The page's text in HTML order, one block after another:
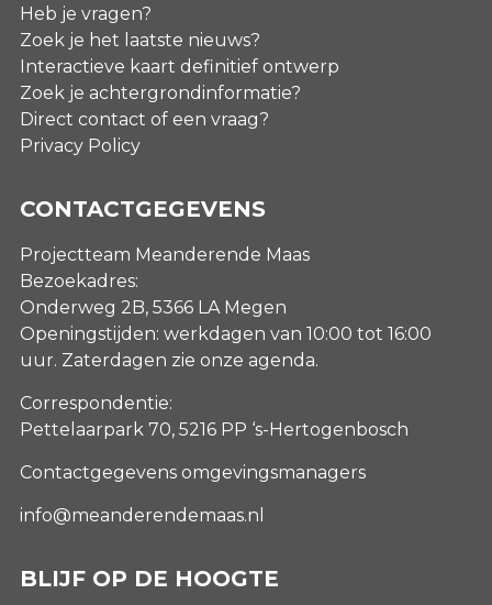
Heb je vragen?
Zoek je het laatste nieuws?
Interactieve kaart definitief ontwerp
Zoek je achtergrondinformatie?
Direct contact of een vraag?
Privacy Policy
CONTACTGEGEVENS
Projectteam Meanderende Maas
Bezoekadres:
Onderweg 2B, 5366 LA Megen
Openingstijden: werkdagen van 10:00 tot 16:00
uur. Zaterdagen zie onze agenda.
Correspondentie:
Pettelaarpark 70, 5216 PP ‘s-Hertogenbosch
Contactgegevens omgevingsmanagers
info@meanderendemaas.nl
BLIJF OP DE HOOGTE